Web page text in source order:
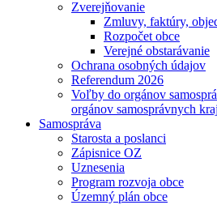
Zverejňovanie
Zmluvy, faktúry,
Rozpočet obce
Verejné obstarávanie
Ochrana osobných údajov
Referendum 2026
Voľby do orgánov
orgánov samosprávnych
Samospráva
Starosta a poslanci
Zápisnice OZ
Uznesenia
Program rozvoja obce
Územný plán obce